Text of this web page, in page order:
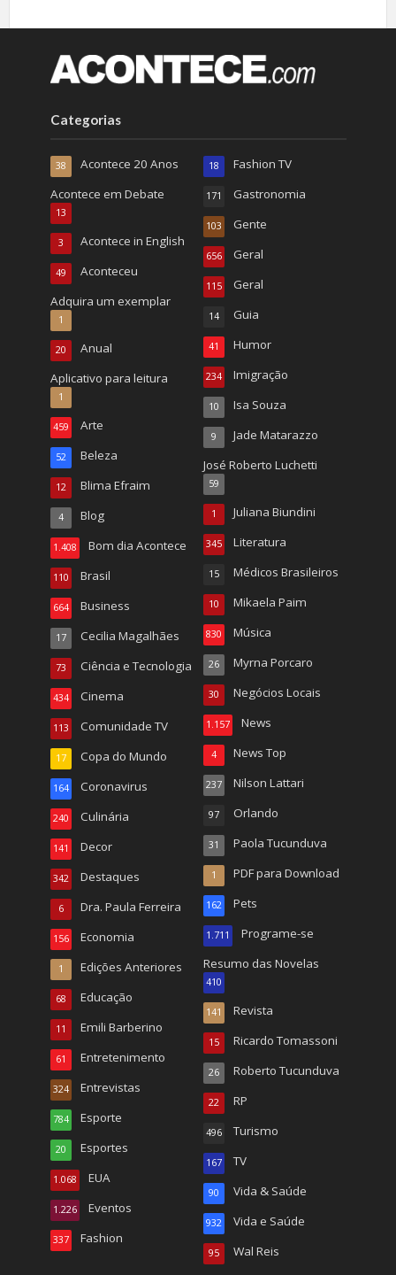
Categorias
Acontece 20 Anos
38
Acontece em Debate
13
Acontece in English
3
Aconteceu
49
Adquira um exemplar
1
Anual
20
Aplicativo para leitura
1
Arte
459
Beleza
52
Blima Efraim
12
Blog
4
Bom dia Acontece
1.408
Brasil
110
Business
664
Cecilia Magalhães
17
Ciência e Tecnologia
73
Cinema
434
Comunidade TV
113
Copa do Mundo
17
Coronavirus
164
Culinária
240
Decor
141
Destaques
342
Dra. Paula Ferreira
6
Economia
156
Edições Anteriores
1
Educação
68
Emili Barberino
11
Entretenimento
61
Entrevistas
324
Esporte
784
Esportes
20
EUA
1.068
Eventos
1.226
Fashion
337
Fashion TV
18
Gastronomia
171
Gente
103
Geral
656
Geral
115
Guia
14
Humor
41
Imigração
234
Isa Souza
10
Jade Matarazzo
9
José Roberto Luchetti
59
Juliana Biundini
1
Literatura
345
Médicos Brasileiros
15
Mikaela Paim
10
Música
830
Myrna Porcaro
26
Negócios Locais
30
News
1.157
News Top
4
Nilson Lattari
237
Orlando
97
Paola Tucunduva
31
PDF para Download
1
Pets
162
Programe-se
1.711
Resumo das Novelas
410
Revista
141
Ricardo Tomassoni
15
Roberto Tucunduva
26
RP
22
Turismo
496
TV
167
Vida & Saúde
90
Vida e Saúde
932
Wal Reis
95